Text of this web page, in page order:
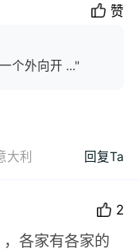
赞
个外向开 ..."
大利 回复Ta
2
各家有各家的